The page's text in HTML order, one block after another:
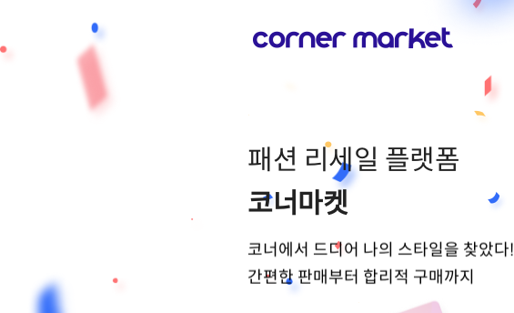
패션 리세일 플랫폼
코너마켓
코너에서 드디어 나의 스타일을 찾았다!
간편한 판매부터 합리적 구매까지